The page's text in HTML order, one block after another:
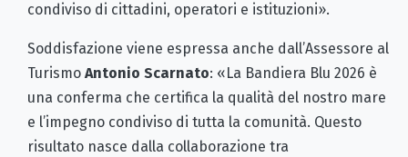
condiviso di cittadini, operatori e istituzioni».
Soddisfazione viene espressa anche dall’Assessore al
Turismo Antonio Scarnato: «La Bandiera Blu 2026 è
una conferma che certifica la qualità del nostro mare
e l’impegno condiviso di tutta la comunità. Questo
risultato nasce dalla collaborazione tra